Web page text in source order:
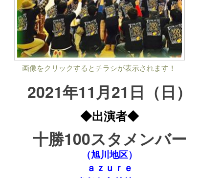
画像をクリックするとチラシが表示されます！
2021年11 月21 日（日）
◆出演者◆
十勝100スタメンバー
（旭川地区）
ａｚｕｒｅ